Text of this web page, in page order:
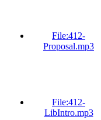
File:412-
Proposal.mp3
File:412-
LibIntro.mp3